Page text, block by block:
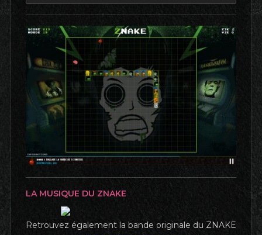
LA MUSIQUE DU ZNAKE
Retrouvez également la bande originale du ZNAKE